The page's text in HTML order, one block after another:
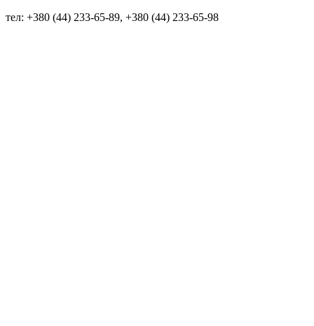
тел: +380 (44) 233-65-89, +380 (44) 233-65-98